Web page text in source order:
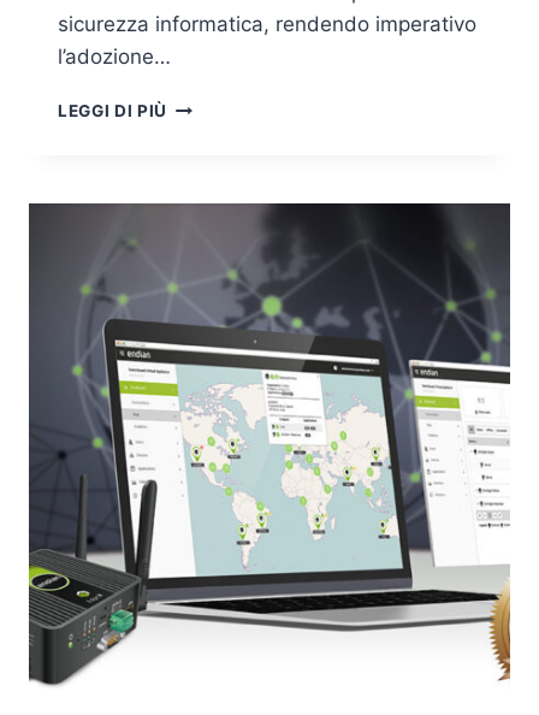
sicurezza informatica, rendendo imperativo
l’adozione…
LEGGI DI PIÙ ZERO
INDUSTRY:
SICUREZZA
OT,
IIOT,
E
AMBIENTI
M2M
ATTRAVERSO
STRATEGIE
AVANZATE
SICUREZZA
INFORMATICA
CON